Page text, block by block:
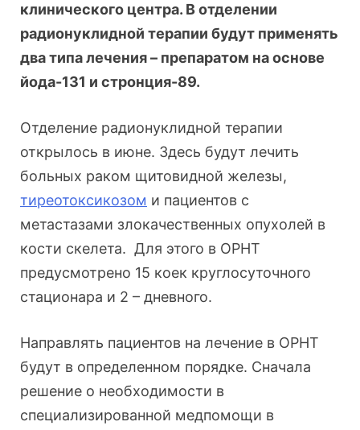
клинического центра. В отделении
радионуклидной терапии будут применять
два типа лечения – препаратом на основе
йода-131 и стронция-89.
Отделение радионуклидной терапии
открылось в июне. Здесь будут лечить
больных раком щитовидной железы,
тиреотоксикозом и пациентов с
метастазами злокачественных опухолей в
кости скелета. Для этого в ОРНТ
предусмотрено 15 коек круглосуточного
стационара и 2 – дневного.
Направлять пациентов на лечение в ОРНТ
будут в определенном порядке. Сначала
решение о необходимости в
специализированной медпомощи в